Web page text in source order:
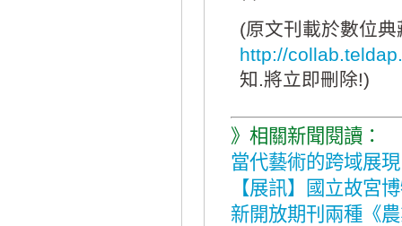
(原文刊載於數位
http://
知.將立即刪除!)
》相關新聞閱讀：
當代藝術的跨域展
【展訊】國立故宮
新開放期刊兩種《